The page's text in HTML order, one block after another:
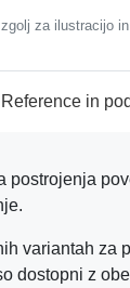
za ilustracijo
Reference in
postrojenja
variantah za
dostopni z